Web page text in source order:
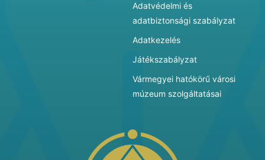
Adatvédelmi és
adatbiztonsági szabályzat
Adatkezelés
Játékszabályzat
Vármegyei hatókörű városi
múzeum szolgáltatásai